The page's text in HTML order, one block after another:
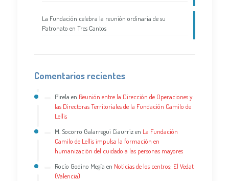
La Fundación celebra la reunión ordinaria de su
Patronato en Tres Cantos
Comentarios recientes
Pirela en Reunión entre la Dirección de Operaciones y
las Directoras Territoriales de la Fundación Camilo de
Lellis
M. Socorro Galarregui Ciaurrizen La Fundación
Camilo de Lellis impulsa la formación en
humanización del cuidado a las personas mayores
Rocío Godino Megía en Noticias de los centros: El Vedat
(Valencia)